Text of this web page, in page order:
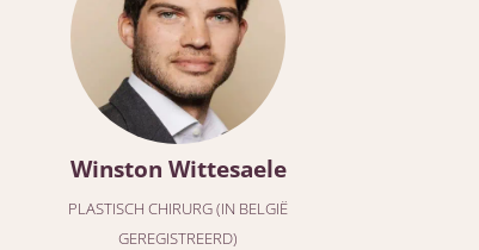
Winston Wittesaele
PLASTISCH CHIRURG (IN BELGIË
GEREGISTREERD)